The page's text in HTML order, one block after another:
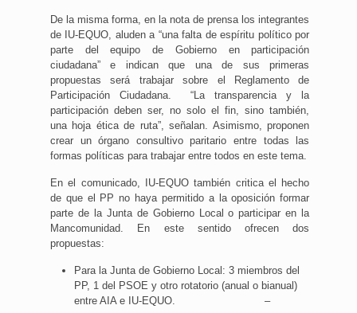
De la misma forma, en la nota de prensa los integrantes
de IU-EQUO, aluden a “una falta de espíritu político por
parte del equipo de Gobierno en participación
ciudadana” e indican que una de sus primeras
propuestas será trabajar sobre el Reglamento de
Participación Ciudadana. “La transparencia y la
participación deben ser, no solo el fin, sino también,
una hoja ética de ruta”, señalan. Asimismo, proponen
crear un órgano consultivo paritario entre todas las
formas políticas para trabajar entre todos en este tema.
En el comunicado, IU-EQUO también critica el hecho
de que el PP no haya permitido a la oposición formar
parte de la Junta de Gobierno Local o participar en la
Mancomunidad. En este sentido ofrecen dos
propuestas:
Para la Junta de Gobierno Local: 3 miembros del
PP, 1 del PSOE y otro rotatorio (anual o bianual)
entre AIA e IU-EQUO. –